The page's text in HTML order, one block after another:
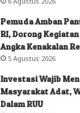
Pemuda Amban
RI, Dorong
Angka Kenakalan
5 Agustus 2026
Investasi Wajib
Masyarakat Adat,
Dalam RUU